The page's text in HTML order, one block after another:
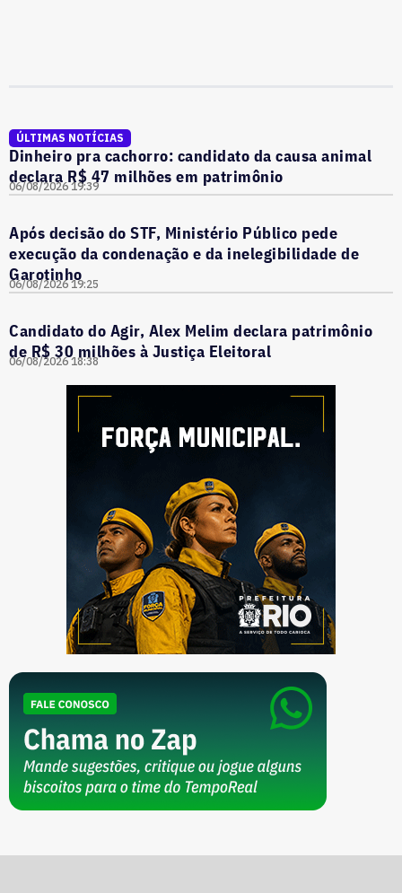
ÚLTIMAS NOTÍCIAS
Dinheiro pra cachorro: candidato da causa animal
declara R$ 47 milhões em patrimônio
06/08/2026 19:39
Após decisão do STF, Ministério Público pede
execução da condenação e da inelegibilidade de
Garotinho
06/08/2026 19:25
Candidato do Agir, Alex Melim declara patrimônio
de R$ 30 milhões à Justiça Eleitoral
06/08/2026 18:38